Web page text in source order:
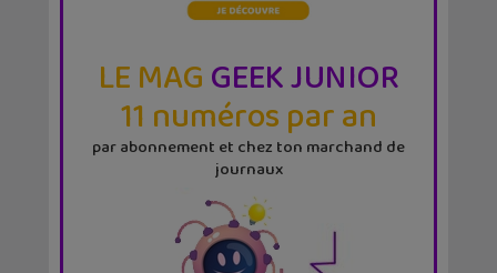
LE MAGGEEK JUNIOR
11 numéros par an
par abonnement et chez ton marchand de
journaux